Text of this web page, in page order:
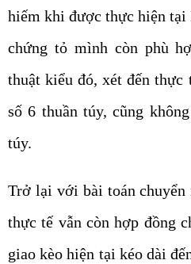
hiếm khi được thực hiện tại
chứng tỏ mình còn phù
thuật kiểu đó, xét đến thực
số 6 thuần túy, cũng
túy.
Trở lại với bài toán
thực tế vẫn còn hợp đồng
giao kèo hiện tại kéo dài